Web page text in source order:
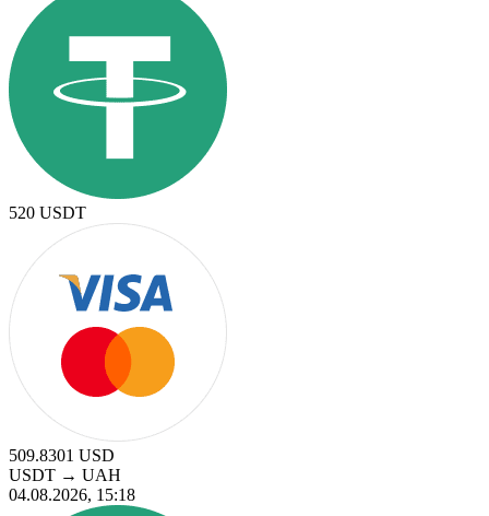
520 USDT
509.8301 USD
USDT → UAH
04.08.2026, 15:18